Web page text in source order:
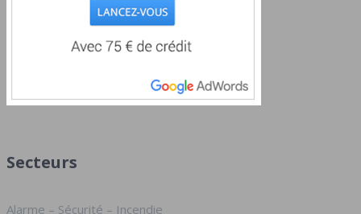
Secteurs
Alarme – Sécurité – Incendie